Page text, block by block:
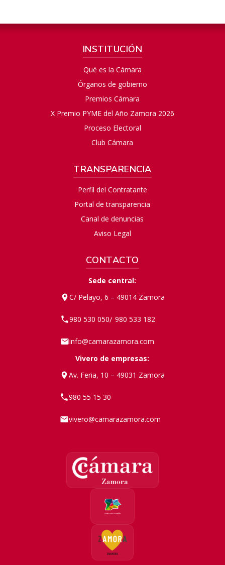
INSTITUCIÓN
Qué es la Cámara
Órganos de gobierno
Premios Cámara
X Premio PYME del Año Zamora 2026
Proceso Electoral
Club Cámara
TRANSPARENCIA
Perfil del Contratante
Portal de transparencia
Canal de denuncias
Aviso Legal
CONTACTO
Sede central:
C/ Pelayo, 6 – 49014 Zamora
980 530 050/ 980 533 182
info@camarazamora.com
Vivero de empresas:
Av. Feria, 10 – 49031 Zamora
980 55 15 30
vivero@camarazamora.com